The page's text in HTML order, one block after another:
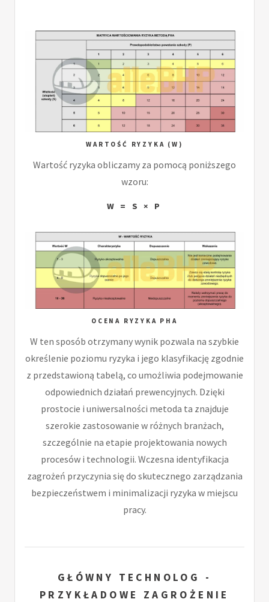
WARTOŚĆ RYZYKA (W)
Wartość ryzyka obliczamy za pomocą poniższego
wzoru:
W = S × P
OCENA RYZYKA PHA
W ten sposób otrzymany wynik pozwala na szybkie
określenie poziomu ryzyka i jego klasyfikację zgodnie
z przedstawioną tabelą, co umożliwia podejmowanie
odpowiednich działań prewencyjnych. Dzięki
prostocie i uniwersalności metoda ta znajduje
szerokie zastosowanie w różnych branżach,
szczególnie na etapie projektowania nowych
procesów i technologii. Wczesna identyfikacja
zagrożeń przyczynia się do skutecznego zarządzania
bezpieczeństwem i minimalizacji ryzyka w miejscu
pracy.
GŁÓWNY TECHNOLOG -
PRZYKŁADOWE ZAGROŻENIE